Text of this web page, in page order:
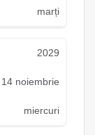
marți
2029
14 noiembrie
miercuri